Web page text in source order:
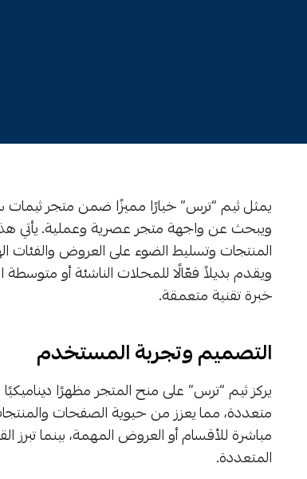
يمثل ثيم “ترس” خيارًا مميزًا ضمن متجر ثيمات
ويبحث عن واجهة متجر عصرية وعملية. يأتي
المنتجات وتسليط الضوء على العروض والفئات
ويقدم بديلاً فعّالًا للمحلات الناشئة أو
خبرة تقنية متعمقة.
التصميم وتجربة المستخدم
يركز ثيم “ترس” على منح المتجر مظهرًا
متعددة، مما يعزز من حيوية الصفحات
مباشرة للأقسام أو العروض المهمة، بينما
المتعددة.